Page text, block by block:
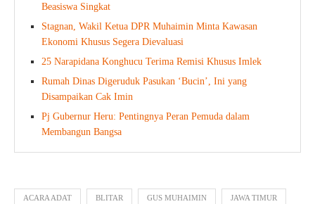
Beasiswa Singkat
Stagnan, Wakil Ketua DPR Muhaimin Minta Kawasan
Ekonomi Khusus Segera Dievaluasi
25 Narapidana Konghucu Terima Remisi Khusus Imlek
Rumah Dinas Digeruduk Pasukan ‘Bucin’, Ini yang
Disampaikan Cak Imin
Pj Gubernur Heru: Pentingnya Peran Pemuda dalam
Membangun Bangsa
ACARA ADAT BLITAR GUS MUHAIMIN JAWA TIMUR